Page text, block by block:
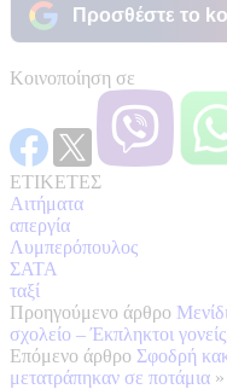
Προσθέστε το
Κοινοποίηση σε
ΕΤΙΚΕΤΕΣ
Αιτήματα
απεργία
Λυμπερόπουλος
ΣΑΤΑ
ταξί
Προηγούμενο άρθρο
σχολείο – Έκπληκτοι
Επόμενο άρθρο Σφοδρή
μετατράπηκαν σε ποτάμια »